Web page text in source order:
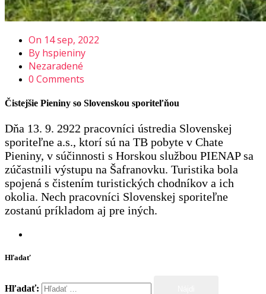
On 14 sep, 2022
By hspieniny
Nezaradené
0 Comments
Čistejšie Pieniny so Slovenskou sporiteľňou
Dňa 13. 9. 2922 pracovníci ústredia Slovenskej
sporiteľne a.s., ktorí sú na TB pobyte v Chate
Pieniny, v súčinnosti s Horskou službou PIENAP sa
zúčastnili výstupu na Šafranovku. Turistika bola
spojená s čistením turistických chodníkov a ich
okolia. Nech pracovníci Slovenskej sporiteľne
zostanú príkladom aj pre iných.
Hľadať
Hľadať: